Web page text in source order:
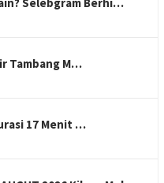
Tambang M…
17 Menit …